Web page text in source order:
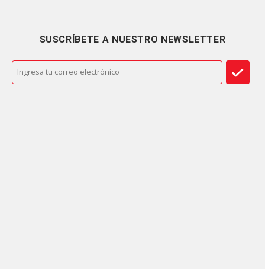
SUSCRÍBETE A NUESTRO NEWSLETTER